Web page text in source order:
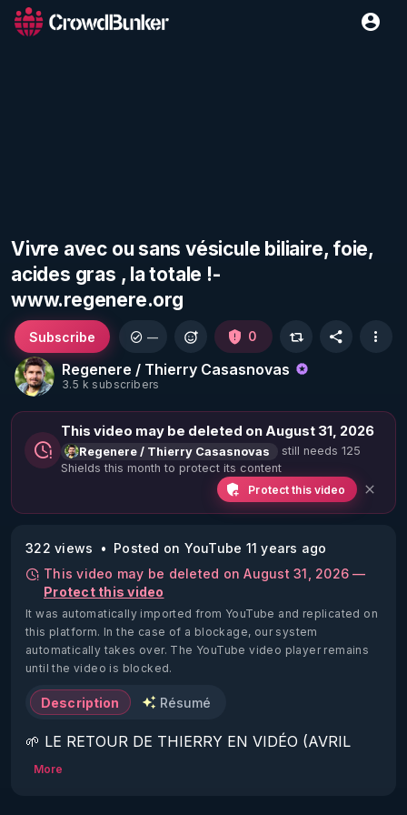
Vivre avec ou sans vésicule biliaire, foie,
acides gras , la totale !-
www.regenere.org
Regenere / Thierry Casasnovas
3.5 k subscribers
Subscribe — 0
This video may be deleted on August 31, 2026
Regenere / Thierry Casasnovas
still needs 125
Shields this month to protect its content
Protect this video
322 views
Posted on YouTube 11 years ago
This video may be deleted on August 31, 2026 —
Protect this video
It was automatically imported from YouTube and replicated on
this platform. In the case of a blockage, our system
automatically takes over. The YouTube video player remains
until the video is blocked.
Description Résumé
🌱 LE RETOUR DE THIERRY EN VIDÉO (AVRIL
2022)!
More